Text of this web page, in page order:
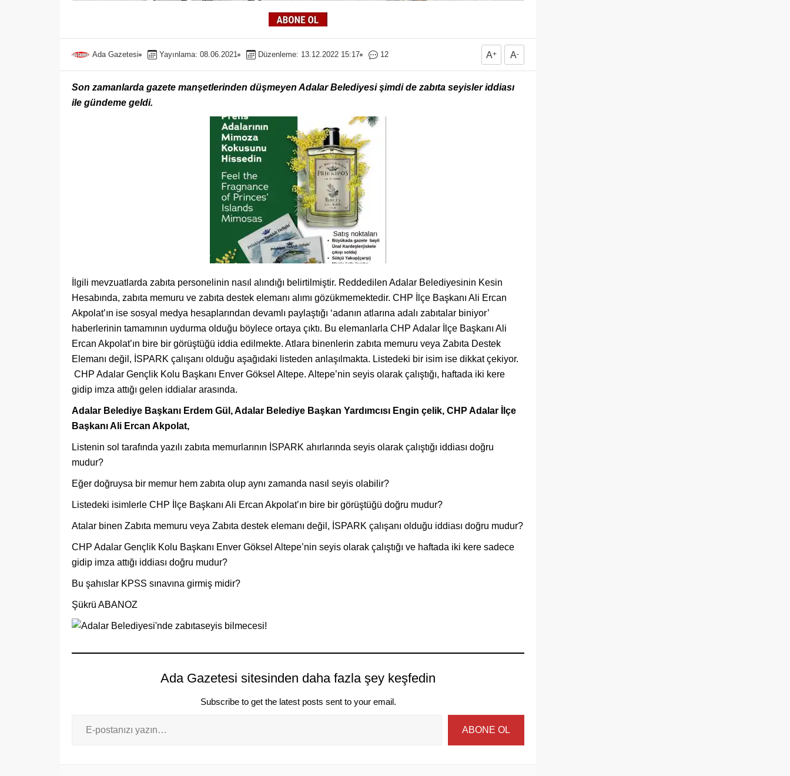
Ada Gazetesi Yayınlama: 08.06.2021 Düzenleme: 13.12.2022 15:17 12 A+ A-
Son zamanlarda gazete manşetlerinden düşmeyen Adalar Belediyesi şimdi de zabıta seyisler iddiası
ile gündeme geldi.
İlgili mevzuatlarda zabıta personelinin nasıl alındığı belirtilmiştir. Reddedilen Adalar Belediyesinin Kesin
Hesabında, zabıta memuru ve zabıta destek elemanı alımı gözükmemektedir. CHP İlçe Başkanı Ali Ercan
Akpolat’ın ise sosyal medya hesaplarından devamlı paylaştığı ‘adanın atlarına adalı zabıtalar biniyor’
haberlerinin tamamının uydurma olduğu böylece ortaya çıktı. Bu elemanlarla CHP Adalar İlçe Başkanı Ali
Ercan Akpolat’ın bire bir görüştüğü iddia edilmekte. Atlara binenlerin zabıta memuru veya Zabıta Destek
Elemanı değil, İSPARK çalışanı olduğu aşağıdaki listeden anlaşılmakta. Listedeki bir isim ise dikkat çekiyor.
CHP Adalar Gençlik Kolu Başkanı Enver Göksel Altepe. Altepe’nin seyis olarak çalıştığı, haftada iki kere
gidip imza attığı gelen iddialar arasında.
Adalar Belediye Başkanı Erdem Gül, Adalar Belediye Başkan Yardımcısı Engin çelik, CHP Adalar İlçe
Başkanı Ali Ercan Akpolat,
Listenin sol tarafında yazılı zabıta memurlarının İSPARK ahırlarında seyis olarak çalıştığı iddiası doğru
mudur?
Eğer doğruysa bir memur hem zabıta olup aynı zamanda nasıl seyis olabilir?
Listedeki isimlerle CHP İlçe Başkanı Ali Ercan Akpolat’ın bire bir görüştüğü doğru mudur?
Atalar binen Zabıta memuru veya Zabıta destek elemanı değil, İSPARK çalışanı olduğu iddiası doğru mudur?
CHP Adalar Gençlik Kolu Başkanı Enver Göksel Altepe’nin seyis olarak çalıştığı ve haftada iki kere sadece
gidip imza attığı iddiası doğru mudur?
Bu şahıslar KPSS sınavına girmiş midir?
Şükrü ABANOZ
Ada Gazetesi sitesinden daha fazla şey keşfedin
Subscribe to get the latest posts sent to your email.
ABONE OL